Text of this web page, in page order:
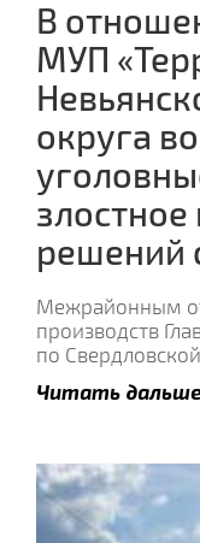
В
МУП
округа
решений
Межрайонным
производств
по Свердловской
Читать